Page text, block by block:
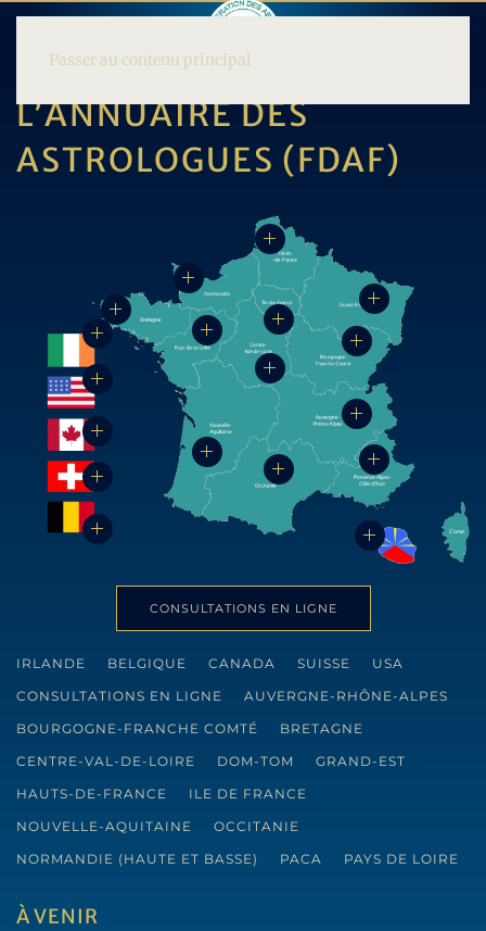
Passer au contenu principal
L’ANNUAIRE DES
ASTROLOGUES (FDAF)
CONSULTATIONS EN LIGNE
IRLANDE BELGIQUE CANADA SUISSE
USA
CONSULTATIONS EN LIGNE
AUVERGNE-RHÔNE-ALPES
BOURGOGNE-FRANCHE COMTÉ
BRETAGNE
CENTRE-VAL-DE-LOIRE
DOM-TOM
GRAND-EST
HAUTS-DE-FRANCE
ILE DE FRANCE
NOUVELLE-AQUITAINE
OCCITANIE
NORMANDIE (HAUTE ET BASSE)
PACA PAYS DE LOIRE
À VENIR